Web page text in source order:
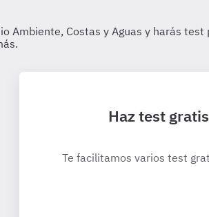
Haz test
Te facilitamos varios test